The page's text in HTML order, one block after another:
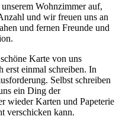
Wohnzimmer auf,
und wir freuen uns an
und fernen Freunde und
Karte von uns
erst einmal schreiben. In
Selbst schreiben
ein Ding der
wieder Karten und Papeterie
verschicken kann.